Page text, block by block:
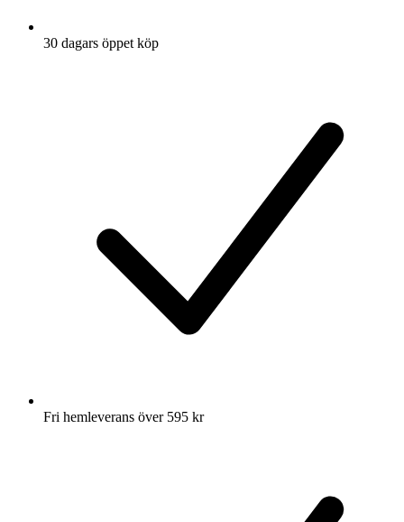
30 dagars öppet köp
Fri hemleverans över 595 kr